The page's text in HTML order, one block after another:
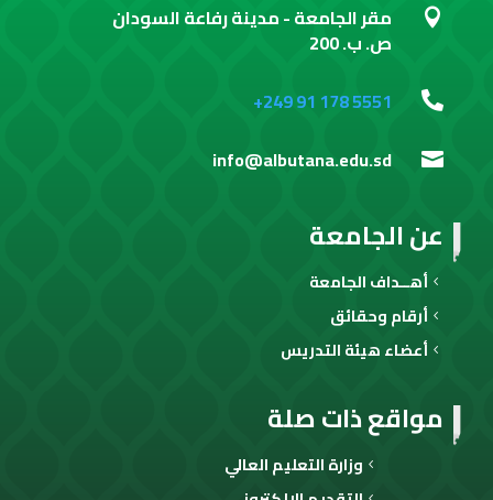
مواقع ذات صلة
وزارة التعليم العالي
عن الجامعة
أهــداف الجامعة
أرقام وحقائق
أعضاء هيئة التدريس
 مقر الجامعة - مدينة رفاعة السودان
ص. ب. 200

+249 91 178 5551

info@albutana.edu.sd